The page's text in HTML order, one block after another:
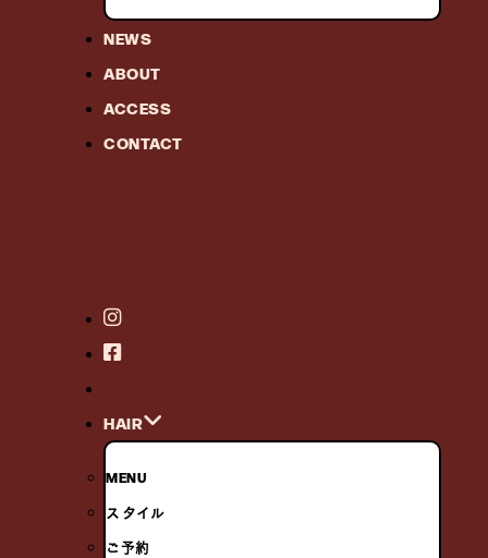
NEWS
ABOUT
ACCESS
CONTACT
HAIR
MENU
スタイル
ご予約